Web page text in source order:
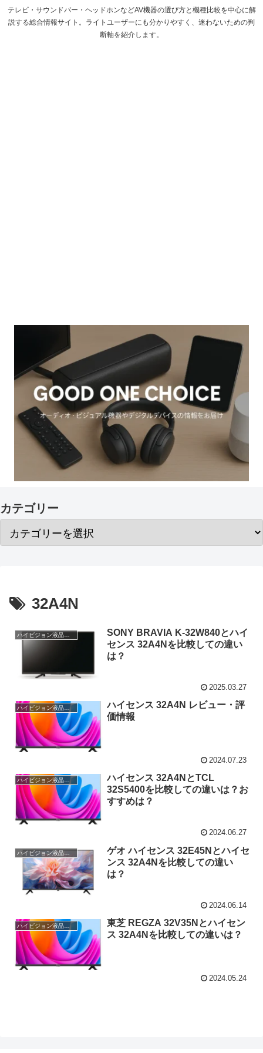
テレビ・サウンドバー・ヘッドホンなどAV機器の選び方と機種比較を中心に解
説する総合情報サイト。ライトユーザーにも分かりやすく、迷わないための判
断軸を紹介します。
カテゴリー
32A4N
ハイビジョン液晶テレビ
SONY BRAVIA K-32W840とハイ
センス 32A4Nを比較しての違い
は？
2025.03.27
ハイビジョン液晶テレビ
ハイセンス 32A4N レビュー・評
価情報
2024.07.23
ハイビジョン液晶テレビ
ハイセンス 32A4NとTCL
32S5400を比較しての違いは？お
すすめは？
2024.06.27
ハイビジョン液晶テレビ
ゲオ ハイセンス 32E45Nとハイセ
ンス 32A4Nを比較しての違い
は？
2024.06.14
ハイビジョン液晶テレビ
東芝 REGZA 32V35Nとハイセン
ス 32A4Nを比較しての違いは？
2024.05.24